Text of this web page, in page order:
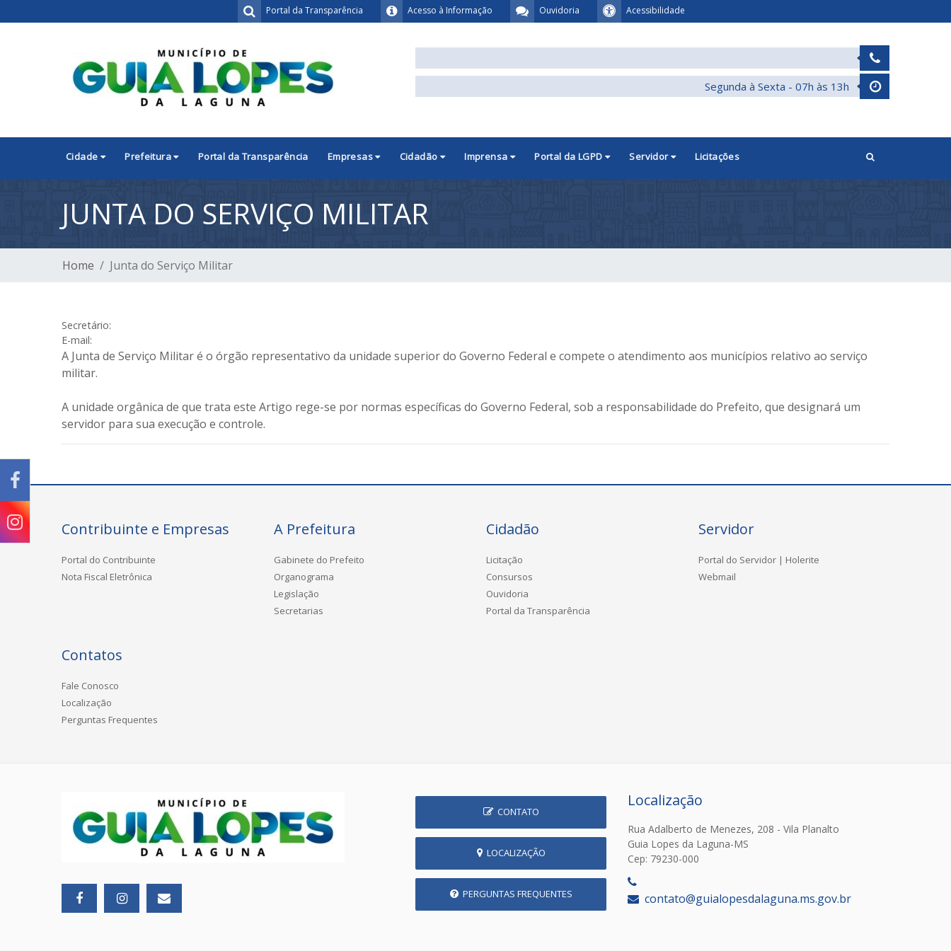
Acessibilidade
Ouvidoria
Acesso à Informação
Portal da Transparência
Segunda à Sexta - 07h às 13h
Cidade Prefeitura Portal da Transparência Empresas Cidadão Imprensa Portal da LGPD Servidor Licitações
JUNTA DO SERVIÇO MILITAR
Home Junta do Serviço Militar
Secretário:
E-mail:
A Junta de Serviço Militar é o órgão representativo da unidade superior do Governo Federal e compete o atendimento aos municípios relativo ao serviço
militar.
A unidade orgânica de que trata este Artigo rege-se por normas específicas do Governo Federal, sob a responsabilidade do Prefeito, que designará um
servidor para sua execução e controle.
Contribuinte e Empresas
Portal do Contribuinte
Nota Fiscal Eletrônica
A Prefeitura
Gabinete do Prefeito
Organograma
Legislação
Secretarias
Cidadão
Licitação
Consursos
Ouvidoria
Portal da Transparência
Servidor
Portal do Servidor | Holerite
Webmail
Contatos
Fale Conosco
Localização
Perguntas Frequentes
CONTATO
LOCALIZAÇÃO
PERGUNTAS FREQUENTES
Localização
Rua Adalberto de Menezes, 208 - Vila Planalto
Guia Lopes da Laguna-MS
Cep: 79230-000
contato@guialopesdalaguna.ms.gov.br